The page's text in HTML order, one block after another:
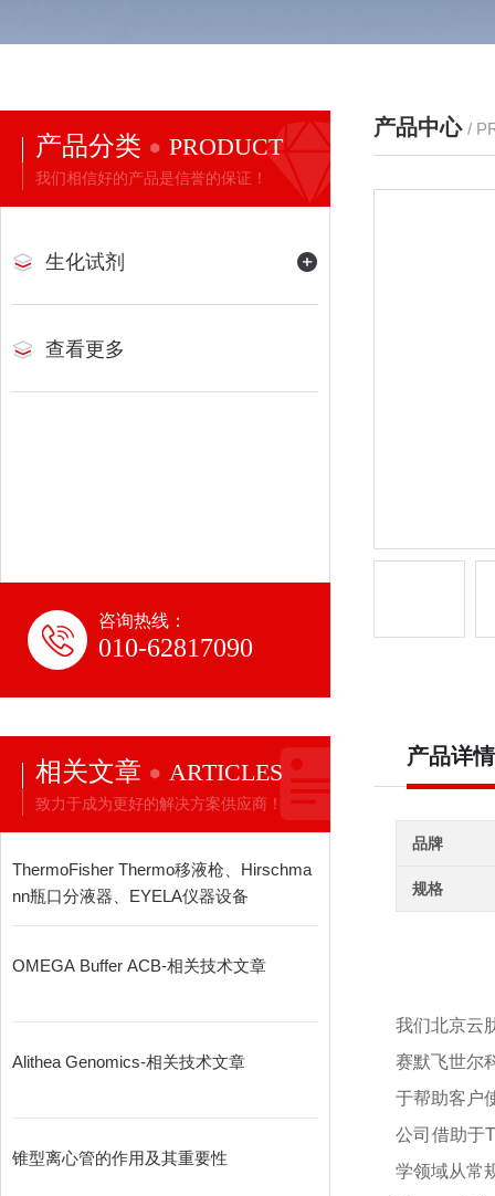
产品分类 PRODUCT
我们相信好的产品是信誉的保证！
生化试剂
查看更多
咨询热线：
010-62817090
相关文章 ARTICLES
致力于成为更好的解决方案供应商！
ThermoFisher Thermo移液枪、Hirschma
nn瓶口分液器、EYELA仪器设备
OMEGA Buffer ACB-相关技术文章
Alithea Genomics-相关技术文章
锥型离心管的作用及其重要性
产品中心 /
产品详情
品牌
规格
我们北京云
赛默飞世尔
于帮助客户
公司借助于
学领域从常